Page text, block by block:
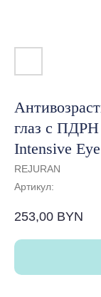
глаз с
Intensive
REJURAN
Артикул:
253,00 BYN